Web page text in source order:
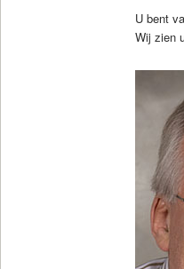
U bent
Wij zien